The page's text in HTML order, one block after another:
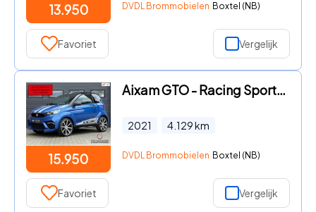
13.950 DVDL Brommobielen Boxtel (NB)
Favoriet Vergelijk
15.950
Aixam GTO - Racing Sport Brommobiel 2021 1 eig 4dkm
2021 4.129km
DVDL Brommobielen Boxtel (NB)
Favoriet Vergelijk